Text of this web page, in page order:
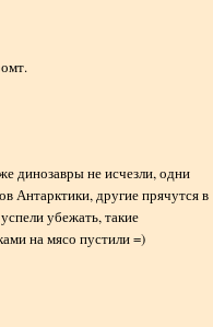
динозавры не исчезли, одни
Антарктики, другие прячутся в
убежать, такие
на мясо пустили =)